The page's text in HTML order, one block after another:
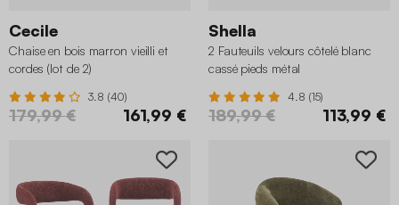
Cecile
Chaise en bois marron vieilli et
cordes (lot de 2)
3.8 (40)
179,99 € 161,99 €
Shella
2 Fauteuils velours côtelé blanc
cassé pieds métal
4.8 (15)
189,99 € 113,99 €